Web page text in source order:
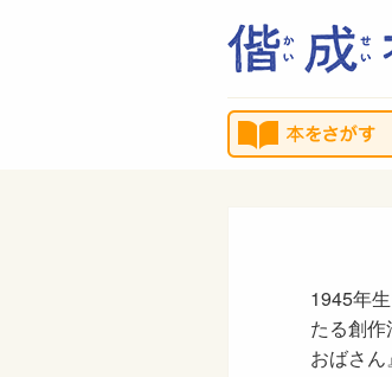
1945年
たる創
おばさん